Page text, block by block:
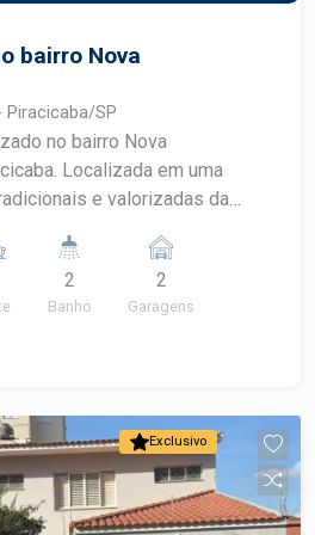
bairro Nova
Piracicaba/SP
no bairro Nova
Localizada em uma
e valorizadas da
dos espaços e
fotovoltaica, proporcionando
e eficiência para toda a
novos - Quintal
de apoio na área externa -
- Frente ampla -
- 2 garagens -
2
Banho
2
Garagens
Exclusivo